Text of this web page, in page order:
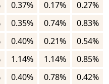
0.37% 0.17% 0.27%
0.35% 0.74%
0.83%
0.40% 0.21%
0.54%
1.14% 1.14%
0.85%
0.40% 0.78%
0.42%